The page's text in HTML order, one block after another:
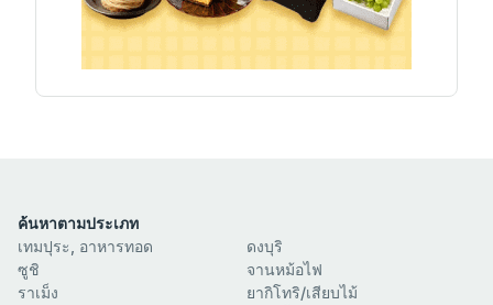
ค้นหาตามประเภท
เทมปุระ, อาหารทอด
ซูชิ
ราเม็ง
ดงบุริ
จานหม้อไฟ
ยากิโทริ/เสียบไม้